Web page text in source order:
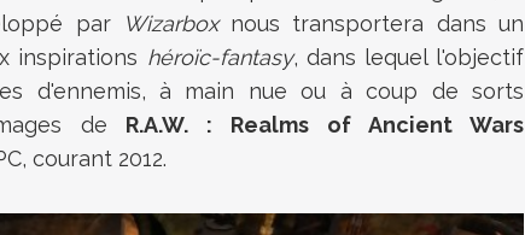
par
Wizarboxnous transportera dans un
inspirations héroïc-fantasy, dans lequel l'objectif
d'ennemis, à main nue ou à coup de sorts
de R.A.W. : Realms of Ancient Wars
courant 2012.